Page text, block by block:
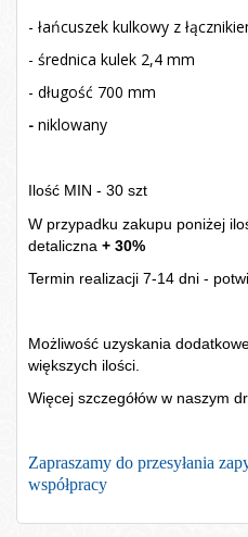
- łańcuszek kulkowy z
- średnica kulek 2,4 mm
- długość 700 mm
- niklowany
Ilość MIN - 30 szt
W przypadku zakupu poniżej
detaliczna + 30%
Termin realizacji 7-14 dni -
Możliwość uzyskania
większych ilości.
Więcej szczegółów w naszym
Zapraszamy do przesyłania
współpracy